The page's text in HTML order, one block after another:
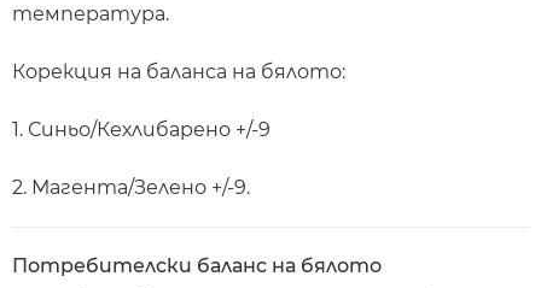
температура.
Корекция на баланса на бялото:
1. Синьо/Кехлибарено +/-9
2. Магента/Зелено +/-9.
Потребителски баланс на бялото